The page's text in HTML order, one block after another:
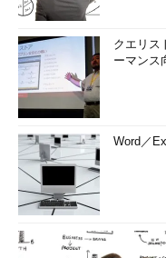
クエリス
ーマンス
Word／